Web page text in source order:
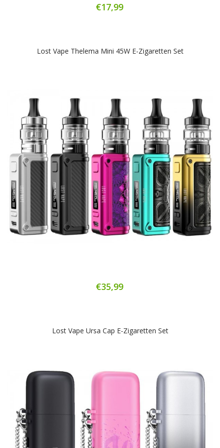
€17,99
Lost Vape Thelema Mini 45W E-Zigaretten Set
€35,99
Lost Vape Ursa Cap E-Zigaretten Set